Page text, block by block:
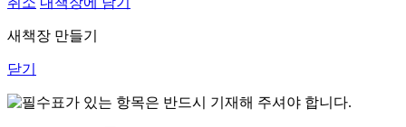
새책장 만들기
닫기
표가 있는 항목은 반드시 기재해 주셔야 합니다.